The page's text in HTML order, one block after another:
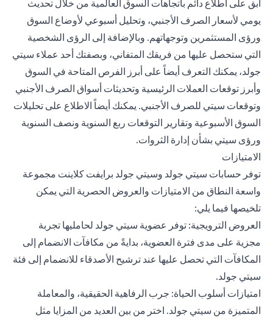
ابق على اطلاع دائم باتجاهات السوق العالمية من خلال تحديث
يومي لأسعار الصرف الأجنبي، وتحليل أسبوعي لأوضاع السوق
ورؤى المستثمرين وتوجهاتهم. وبالإضافة إلى الرؤى الشخصية
التي ستحصل عليها من فريقك المتفاني، وبصفتك أحد عملاء سيتي
جولد، يمكنك التعرف أيضاً على أبرز الفرص المتاحة في السوق
وأبرز توقعات العملات الرئيسية وتحديثات أسواق الصرف الأجنبي
وتوقعات سيتي للصرف الأجنبي. يمكنك أيضاً الاطلاع على تحليلات
السوق الأسبوعية وتقارير التوقعات ربع السنوية ونصف السنوية
ورؤى سيتي بشأن إدارة الثروات.
الامتيازات
توفر حسابات سيتي جولد وسيتي جولد برايفت كلاينت مجموعة
واسعة النطاق من الامتيازات والعروض الحصرية التي يمكن
تلخيصها فيما يلي:
العروض الترويجية: توفر عضوية سيتي جولد لحامليها تجربة
مجزية على مدى فترة العضوية، بدايةً من مكافآت الانضمام إلى
المكافآت التي تحصل عليها عند ترشيح الأصدقاء للانضمام إلى فئة
سيتي جولد.
امتيازات أسلوب الحياة: جرب الرفاهية الحقيقية، والمعاملة
المتميزة من سيتي جولد. اختر من بين العديد من المزايا مثل